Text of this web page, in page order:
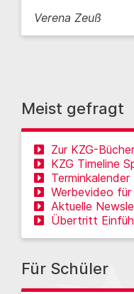
Verena Zeuß
Meist gefragt
Zur KZG-
KZG Timeline
Terminkalender
Werbevideo
Aktuelle
Übertritt
Für Schüler